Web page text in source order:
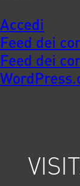
Accedi
Feed dei
Feed dei